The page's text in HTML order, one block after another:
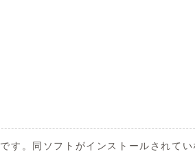
。同ソフトがインストールされてい